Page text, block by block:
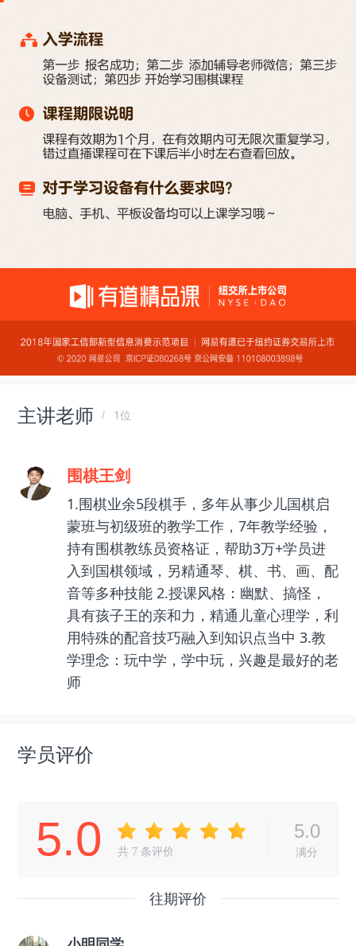
主讲老师 1位
围棋王剑
1.围棋业余5段棋手，多年从事少儿国棋启
蒙班与初级班的教学工作，7年教学经验，
持有围棋教练员资格证，帮助3万+学员进
入到国棋领域，另精通琴、棋、书、画、配
音等多种技能 2.授课风格：幽默、搞怪，
具有孩子王的亲和力，精通儿童心理学，利
用特殊的配音技巧融入到知识点当中 3.教
学理念：玩中学，学中玩，兴趣是最好的老
师
学员评价
5.0 共 7 条评价
5.0
满分
往期评价